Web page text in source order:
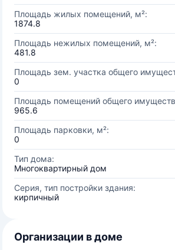
Площадь жилых помещений, м²:
1874.8
Площадь нежилых помещений, м²:
481.8
Площадь зем. участка общего
0
Площадь помещений общего
965.6
Площадь парковки, м²:
0
Тип дома:
Многоквартирный дом
Серия, тип постройки здания:
кирпичный
Организации в доме